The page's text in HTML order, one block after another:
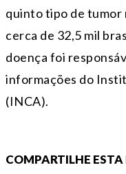
quinto tipo de tumor
cerca de 32,5 mil
doença foi
informações do
(INCA).
COMPARTILHE